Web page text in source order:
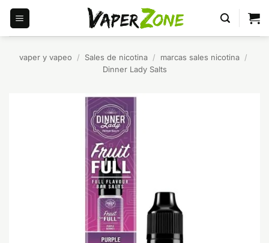
Saltar
contenido
vaper y vapeo / Sales de nicotina / marcas sales nicotina /
Dinner Lady Salts